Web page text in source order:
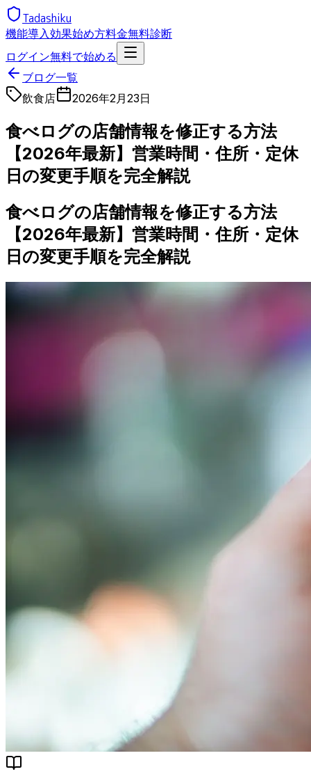
Tadashiku
機能導入効果始め方料金無料診断
ログイン無料で始める
ブログ一覧
飲食店
2026年2月23日
食べログの店舗情報を修正する方法
【2026年最新】営業時間・住所・定休
日の変更手順を完全解説
食べログの店舗情報を修正する方法
【2026年最新】営業時間・住所・定休
日の変更手順を完全解説